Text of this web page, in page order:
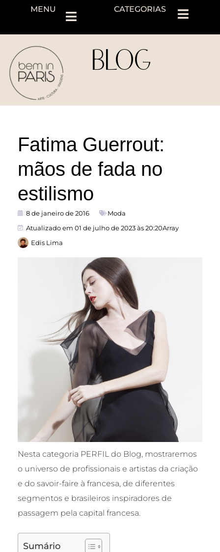
MENU CATEGORIAS
BLOG
Fatima Guerrout:
mãos de fada no
estilismo
8 de janeiro de 2016
Moda
Atualizado em 01 de julho de 2023 às 20:20Array
Edis Lima
Nesta categoria PERFIL do Blog, mostraremos
o universo de profissionais e artistas da criação
e do savoir-faire à francesa, de diferentes
segmentos e brasileiros inspiradores de
passagem pela capital francesa.
Sumário